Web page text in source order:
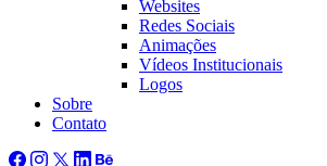
Websites
Redes Sociais
Animações
Vídeos Institucionais
Logos
Sobre
Contato